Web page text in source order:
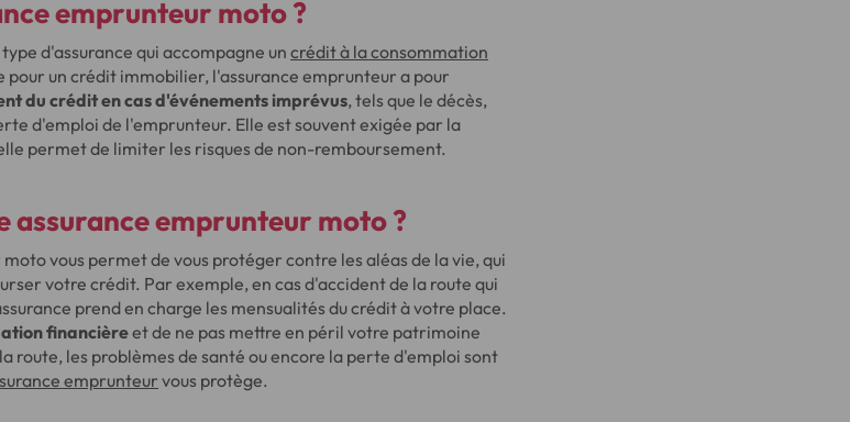
emprunteur moto ?
d'assurance qui accompagne un crédit à la consommation
un crédit immobilier, l'assurance emprunteur a pour
du crédit en cas d'événements imprévus, tels que le décès,
d'emploi de l'emprunteur. Elle est souvent exigée par la
permet de limiter les risques de non-remboursement.
assurance emprunteur moto ?
vous permet de vous protéger contre les aléas de la vie, qui
votre crédit. Par exemple, en cas d'accident de la route qui
prend en charge les mensualités du crédit à votre place.
financièreet de ne pas mettre en péril votre patrimoine
route, les problèmes de santé ou encore la perte d'emploi sont
emprunteur vous protège.